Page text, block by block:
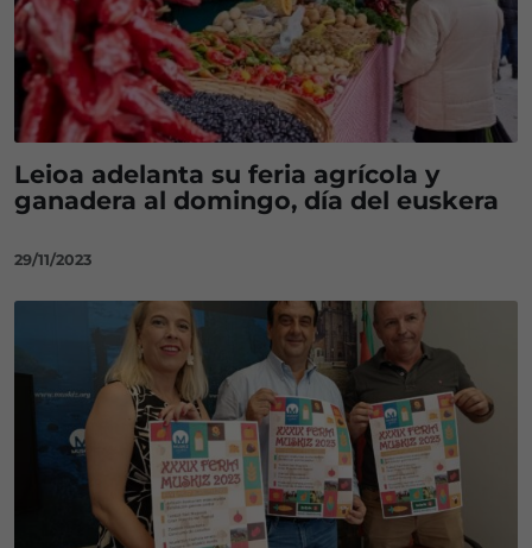
Leioa adelanta su feria agrícola y
ganadera al domingo, día del euskera
29/11/2023